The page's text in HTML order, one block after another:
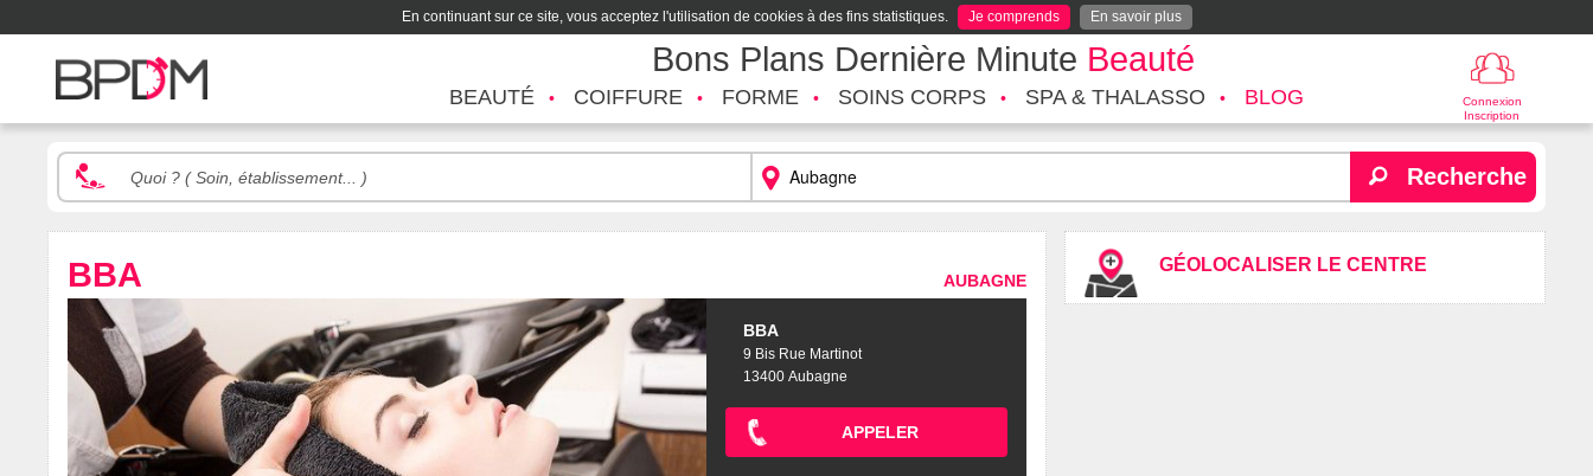
En continuant sur ce site, vous acceptez l'utilisation de cookies à des fins statistiques. Je comprends En savoir plus
Bons Plans Dernière Minute Beauté
Connexion
Inscription
BEAUTÉ COIFFURE FORME SOINS CORPS SPA & THALASSO BLOG
Recherche
GÉOLOCALISER LE CENTRE
BBA AUBAGNE
BBA
9 Bis Rue Martinot
13400 Aubagne
APPELER